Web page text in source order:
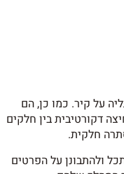
על קיר. כמו כן, הם
דקורטיבית בין חלקים
חלקית.
ולהתבונן על הפרטים